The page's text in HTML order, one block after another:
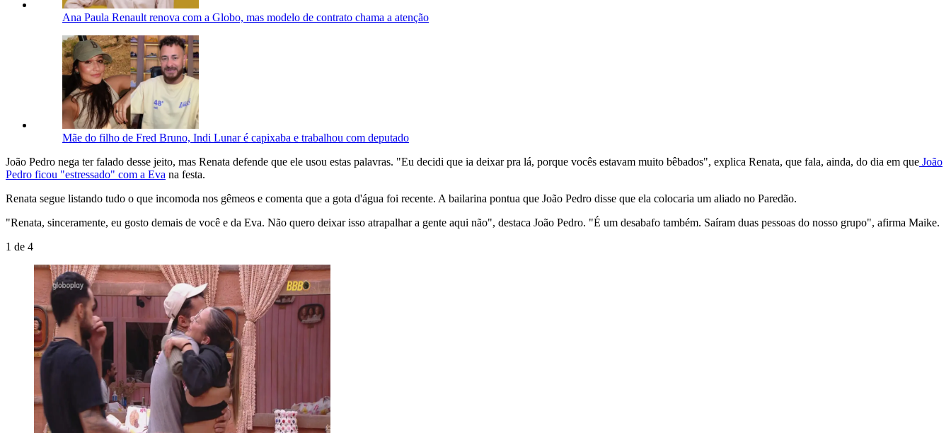
Ana Paula Renault renova com a Globo, mas modelo de contrato chama a atenção
Mãe do filho de Fred Bruno, Indi Lunar é capixaba e trabalhou com deputado
João Pedro nega ter falado desse jeito, mas Renata defende que ele usou estas palavras. "Eu decidi que ia deixar pra lá, porque vocês estavam muito bêbados", explica Renata, que fala, ainda, do dia em que João
Pedro ficou "estressado" com a Eva na festa.
Renata segue listando tudo o que incomoda nos gêmeos e comenta que a gota d'água foi recente. A bailarina pontua que João Pedro disse que ela colocaria um aliado no Paredão.
"Renata, sinceramente, eu gosto demais de você e da Eva. Não quero deixar isso atrapalhar a gente aqui não", destaca João Pedro. "É um desabafo também. Saíram duas pessoas do nosso grupo", afirma Maike.
1 de 4